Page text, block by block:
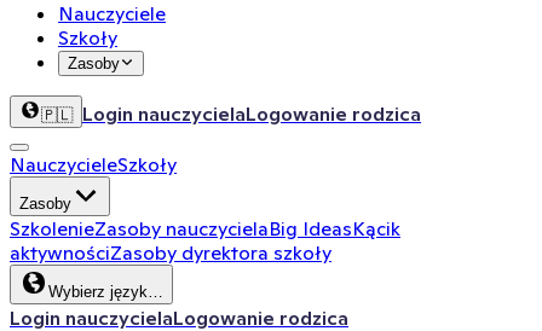
Nauczyciele
Szkoły
Zasoby
🇵🇱 Login nauczycielaLogowanie rodzica
NauczycieleSzkoły
Zasoby
SzkolenieZasoby nauczycielaBig IdeasKącik
aktywnościZasoby dyrektora szkoły
Wybierz język…
Login nauczycielaLogowanie rodzica